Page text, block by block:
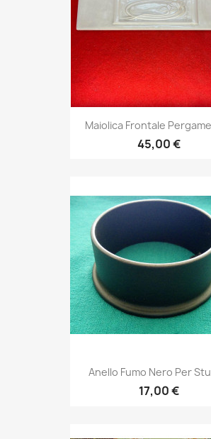
Maiolica Frontale
45,00 €
Anello Fumo Nero Per
17,00 €